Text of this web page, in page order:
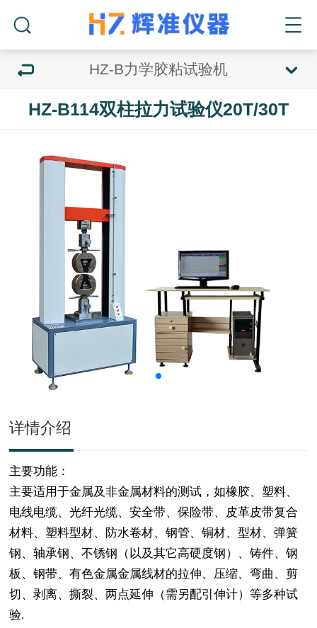
HZ-B力学胶粘试验机
HZ-B114双柱拉力试验仪20T/30T
详情介绍
主要功能：
主要适用于金属及非金属材料的测试，如橡胶、塑料、
电线电缆、光纤光缆、安全带、保险带、皮革皮带复合
材料、塑料型材、防水卷材、钢管、铜材、型材、弹簧
钢、轴承钢、不锈钢（以及其它高硬度钢）、铸件、钢
板、钢带、有色金属金属线材的拉伸、压缩、弯曲、剪
切、剥离、撕裂、两点延伸（需另配引伸计）等多种试
验.